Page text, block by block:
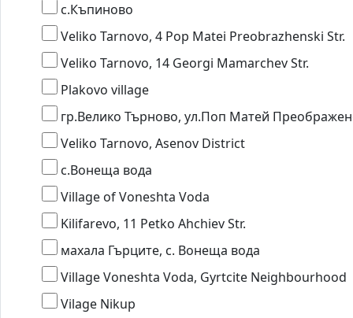
с.Къпиново
Veliko Tarnovo, 4 Pop Matei Preobrazhenski Str.
Veliko Tarnovo, 14 Georgi Mamarchev Str.
Plakovo village
гр.Велико Търново, ул.Поп Матей
Veliko Tarnovo, Asenov District
с.Вонеща вода
Village of Voneshta Voda
Kilifarevo, 11 Petko Ahchiev Str.
махала Гърците, с. Вонеща вода
Village Voneshta Voda, Gyrtcite Neighbourhood
Vilage Nikup